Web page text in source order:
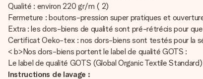
Qualité : environ 220 gr/m ( 2)
Fermeture : boutons-pression super pratiques et
Extra : les dors-biens de qualité sont pré-rétrécis pour
Certificat Oeko-tex : nos dors-biens sont testés pour la
< b>Nos dors-biens portent le label de qualité GOTS :
Le label de qualité GOTS (Global Organic Textile
Instructions de lavage :